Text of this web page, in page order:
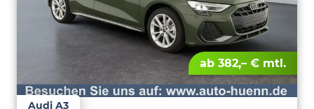
ab 382,– € mtl.
Audi A3